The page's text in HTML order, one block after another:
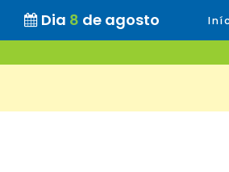
Dia 8 de agosto